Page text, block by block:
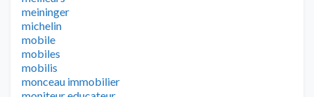
meininger
michelin
mobile
mobiles
mobilis
monceau immobilier